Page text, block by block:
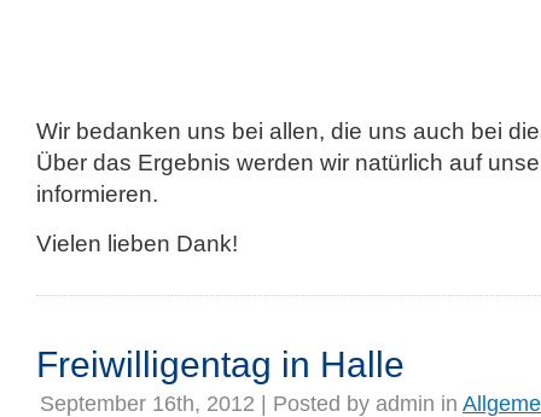
Wir bedanken uns bei allen, die uns auch bei
Über das Ergebnis werden wir natürlich auf
informieren.
Vielen lieben Dank!
Freiwilligentag in Halle
September 16th, 2012 | Posted by admin in